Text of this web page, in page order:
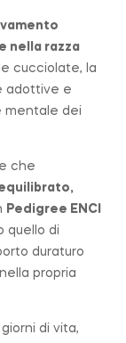
nella razza
cucciolate, la
adottive e
mentale dei
che
Pedigree ENCI
quello di
duraturo
propria
di vita,